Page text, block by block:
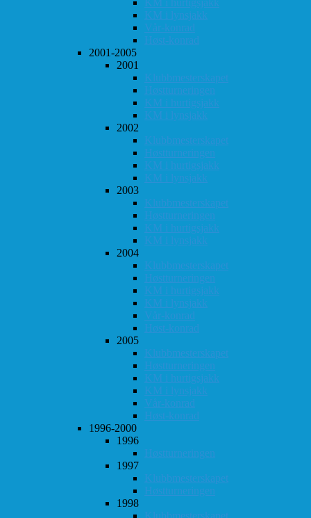
KM i lynsjakk
Vår-konrad
Høst-konrad
2001-2005
2001
Klubbmesterskapet
Høstturneringen
KM i hurtigsjakk
KM i lynsjakk
2002
Klubbmesterskapet
Høstturneringen
KM i hurtigsjakk
KM i lynsjakk
2003
Klubbmesterskapet
Høstturneringen
KM i hurtigsjakk
KM i lynsjakk
2004
Klubbmesterskapet
Høstturneringen
KM i hurtigsjakk
KM i lynsjakk
Vår-konrad
Høst-konrad
2005
Klubbmesterskapet
Høstturneringen
KM i hurtigsjakk
KM i lynsjakk
Vår-konrad
Høst-konrad
1996-2000
1996
Høstturneringen
1997
Klubbmesterskapet
Høstturneringen
1998
Klubbmesterskapet